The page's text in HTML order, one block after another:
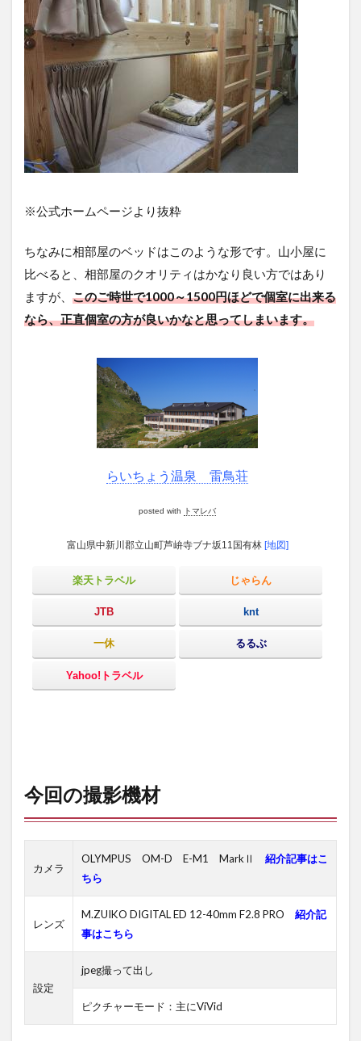
※公式ホームページより抜粋
ちなみに相部屋のベッドはこのような形です。山小屋に
比べると、相部屋のクオリティはかなり良い方ではあり
ますが、 このご時世で1000～1500円ほどで個室に出来る
なら、正直個室の方が良いかなと思ってしまいます。
らいちょう温泉 雷鳥荘
posted with トマレバ
富山県中新川郡立山町芦峅寺ブナ坂11国有林 [地図]
楽天トラベル じゃらん
JTB knt
一休 るるぶ
Yahoo!トラベル
今回の撮影機材
カメラ
OLYMPUS OM-D E-M1 MarkⅡ 紹介記事はこ
ちら
レンズ
M.ZUIKO DIGITAL ED 12-40mm F2.8 PRO 紹介記
事はこちら
設定
jpeg撮って出し
ピクチャーモード：主にViVid